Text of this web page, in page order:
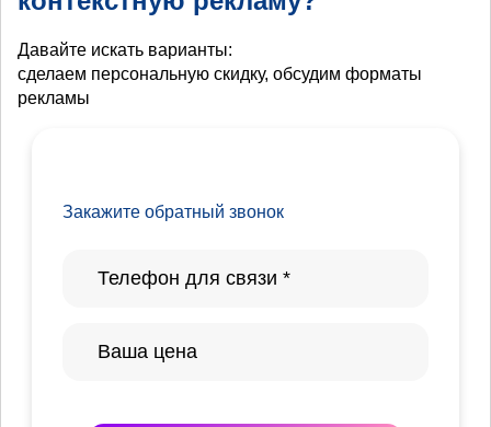
Давайте искать варианты:
сделаем персональную скидку, обсудим форматы
рекламы
Закажите обратный звонок